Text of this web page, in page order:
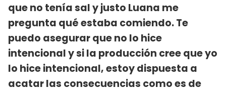
que no tenía sal y justo Luana me
pregunta qué estaba comiendo. Te
puedo asegurar que no lo hice
intencional y si la producción cree que yo
lo hice intencional, estoy dispuesta a
acatar las consecuencias como es de